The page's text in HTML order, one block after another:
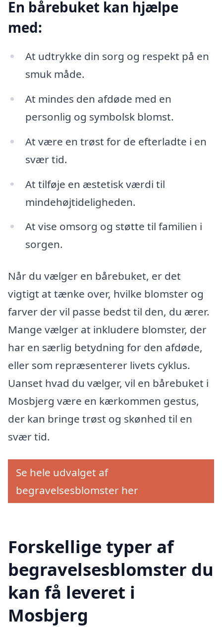
En bårebuket kan hjælpe
med:
At udtrykke din sorg og respekt på en
smuk måde.
At mindes den afdøde med en
personlig og symbolsk blomst.
At være en trøst for de efterladte i en
svær tid.
At tilføje en æstetisk værdi til
mindehøjtideligheden.
At vise omsorg og støtte til familien i
sorgen.
Når du vælger en bårebuket, er det
vigtigt at tænke over, hvilke blomster og
farver der vil passe bedst til den, du ærer.
Mange vælger at inkludere blomster, der
har en særlig betydning for den afdøde,
eller som repræsenterer livets cyklus.
Uanset hvad du vælger, vil en bårebuket i
Mosbjerg være en kærkommen gestus,
der kan bringe trøst og skønhed til en
svær tid.
Se hele udvalget af
begravelsesblomster her
Forskellige typer af
begravelsesblomster du
kan få leveret i
Mosbjerg